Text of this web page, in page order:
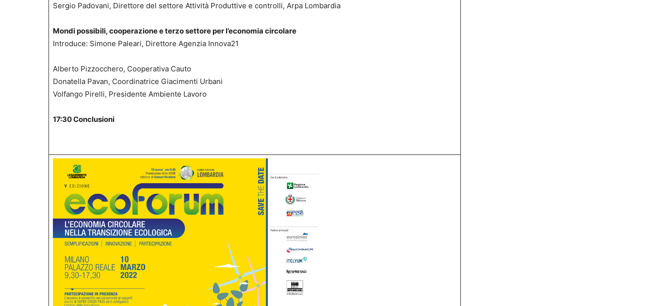
Sergio Padovani, Direttore del settore Attività Produttive e controlli, Arpa Lombardia
Mondi possibili, cooperazione e terzo settore per l’economia circolare
Introduce: Simone Paleari, Direttore Agenzia Innova21
Alberto Pizzocchero, Cooperativa Cauto
Donatella Pavan, Coordinatrice Giacimenti Urbani
Volfango Pirelli, Presidente Ambiente Lavoro
17:30 Conclusioni